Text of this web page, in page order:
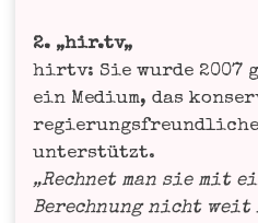
2. „hir.tv„
hirtv: Sie wur­de 2007
ein Medi­um, das
unter­stützt.
„Rech­net man sie mit
Berech­nung nicht weit